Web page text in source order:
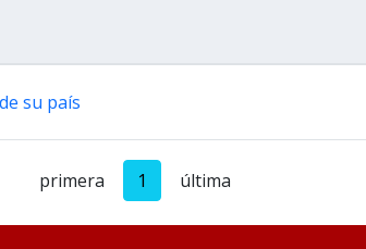
su país
primera 1 última